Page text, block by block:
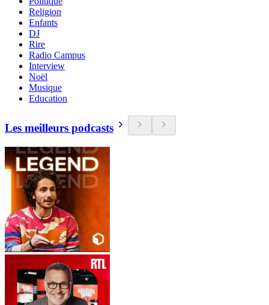
Religion
Enfants
DJ
Rire
Radio Campus
Interview
Noël
Musique
Education
Les meilleurs podcasts